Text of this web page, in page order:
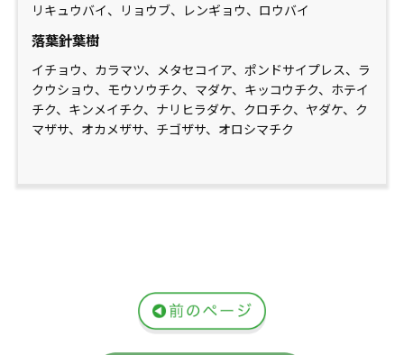
リキュウバイ、リョウブ、レンギョウ、ロウバイ
落葉針葉樹
イチョウ、カラマツ、メタセコイア、ポンドサイプレス、ラ
クウショウ、モウソウチク、マダケ、キッコウチク、ホテイ
チク、キンメイチク、ナリヒラダケ、クロチク、ヤダケ、ク
マザサ、オカメザサ、チゴザサ、オロシマチク